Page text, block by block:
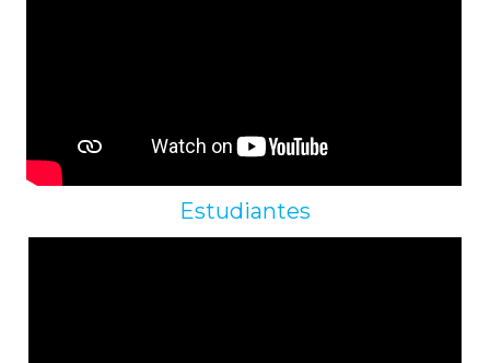
Estudiantes